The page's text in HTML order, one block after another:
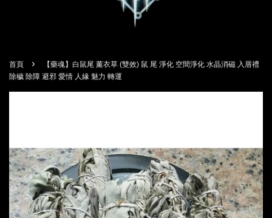
首頁 ›
【藥魂】白鼠尾 薰衣草 (雙效) 鼠 尾 淨化 空間淨化 水晶消磁 入厝禮
除穢 除障 避邪 愛情 人緣 魅力 轉運